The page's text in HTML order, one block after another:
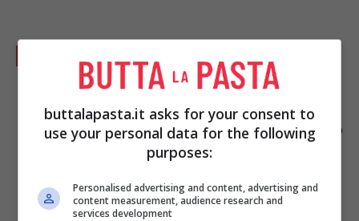
incorporate anche lo zucchero, mixate il
elimineranno il loro olio e si amalgameranno
zucchero; vi suggeriamo di
utilizzare una velocità media. Spegnete il
tutto solo quando otterrete una crema densa
buttalapasta.it asks for your consent to
use your personal data for the following
purposes:
Personalised advertising and content, advertising and
content measurement, audience research and
services development